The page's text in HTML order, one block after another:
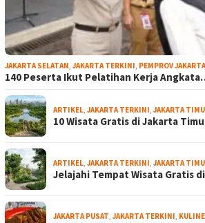
JAKARTA SELATAN JAKARTA TERKINI PEMPROV JAKARTA
140 Peserta Ikut Pelatihan Kerja
ARTIKEL JAKARTA TERKINI JAKARTA
10 Wisata Gratis di Jakarta
ARTIKEL JAKARTA TERKINI JAKARTA
Jelajahi Tempat Wisata Gratis
JAKARTA PUSAT JAKARTA TERKINI